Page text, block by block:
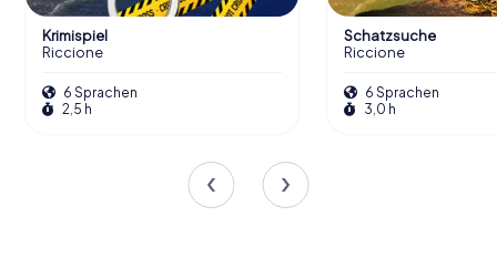
Krimispiel
Riccione
6 Sprachen
2,5 h
Schatzsuche
Riccione
6 Sprachen
3,0 h